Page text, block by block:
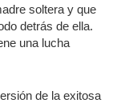
soltera y que
detrás de ella.
una lucha
de la exitosa